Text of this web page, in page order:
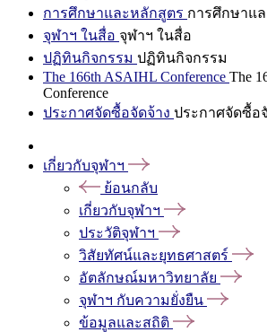
การศึกษาและหลักสูตร การศึกษาแ
จุฬาฯ ในสื่อ จุฬาฯ ในสื่อ
ปฏิทินกิจกรรม ปฏิทินกิจกรรม
The 166th ASAIHL Conference The
Conference
ประกาศจัดซื้อจัดจ้าง ประกาศจัดซื้อ
เกี่ยวกับจุฬาฯ
ย้อนกลับ
เกี่ยวกับจุฬาฯ
ประวัติจุฬาฯ
วิสัยทัศน์และยุทธศาสตร์
อัตลักษณ์มหาวิทยาลัย
จุฬาฯ กับความยั่งยืน
ข้อมูลและสถิติ